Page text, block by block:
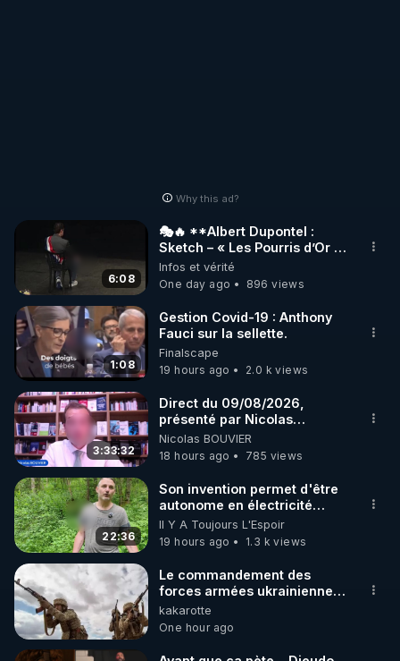
🌱 INSTAGRAM
https://www.instagram.com/rdlr_thierrycasasnovas/
http://rgnr.li/instagram
🌱 LA NEWSLETTER
Pour ne pas rater l’actualité RGNR (stages,
http://rgnr.li/news
🌱 VIDÉOS NON CENSURÉES SUR ODYSEE
Toutes les vidéos Youtube sont aussi sur la
http://rgnr.li/odysee
🌱 LES STAGES EN PRÉSENTIEL
http://rgnr.li/stages
Why this ad?
6:08
🎭🔥 **Albert Dupontel :
Sketch – « Les Pourris d’Or »
🏆💰**
Infos et vérité
One day ago
896 views
1:08
Gestion Covid-19 : Anthony
Fauci sur la sellette.
Finalscape
19 hours ago
2.0 k views
3:33:32
Direct du 09/08/2026,
présenté par Nicolas
BOUVIER
Nicolas BOUVIER
18 hours ago
785 views
22:36
Son invention permet d'être
autonome en électricité
avec un simple ruisseau
Il Y A Toujours L'Espoir
19 hours ago
1.3 k views
Le commandement des
forces armées ukrainiennes
a ordonné l'élimination des
mercenaires qui étaient
encerclés Le
commandement des forces
kakarotte
One hour ago